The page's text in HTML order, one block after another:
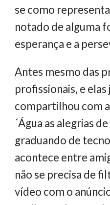
se como
notado de alguma
esperança e a
Antes mesmo das
profissionais, e
compartilhou com
´Água as alegrias
graduando de
acontece entre
não se precisa de
vídeo com o